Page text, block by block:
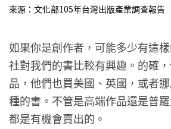
來源：文化部105年台灣出版產業調查報告
如果你是創作者，可能多少有這
社對我們的書比較有興趣。的確
品，他們也買美國、英國，或者
種的書。不管是高端作品還是普
都是有機會賣出的。